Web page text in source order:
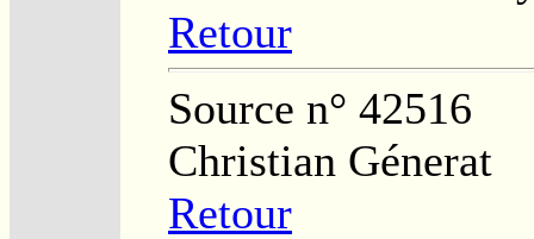
Retour
Source n° 42516
Christian Génerat
Retour